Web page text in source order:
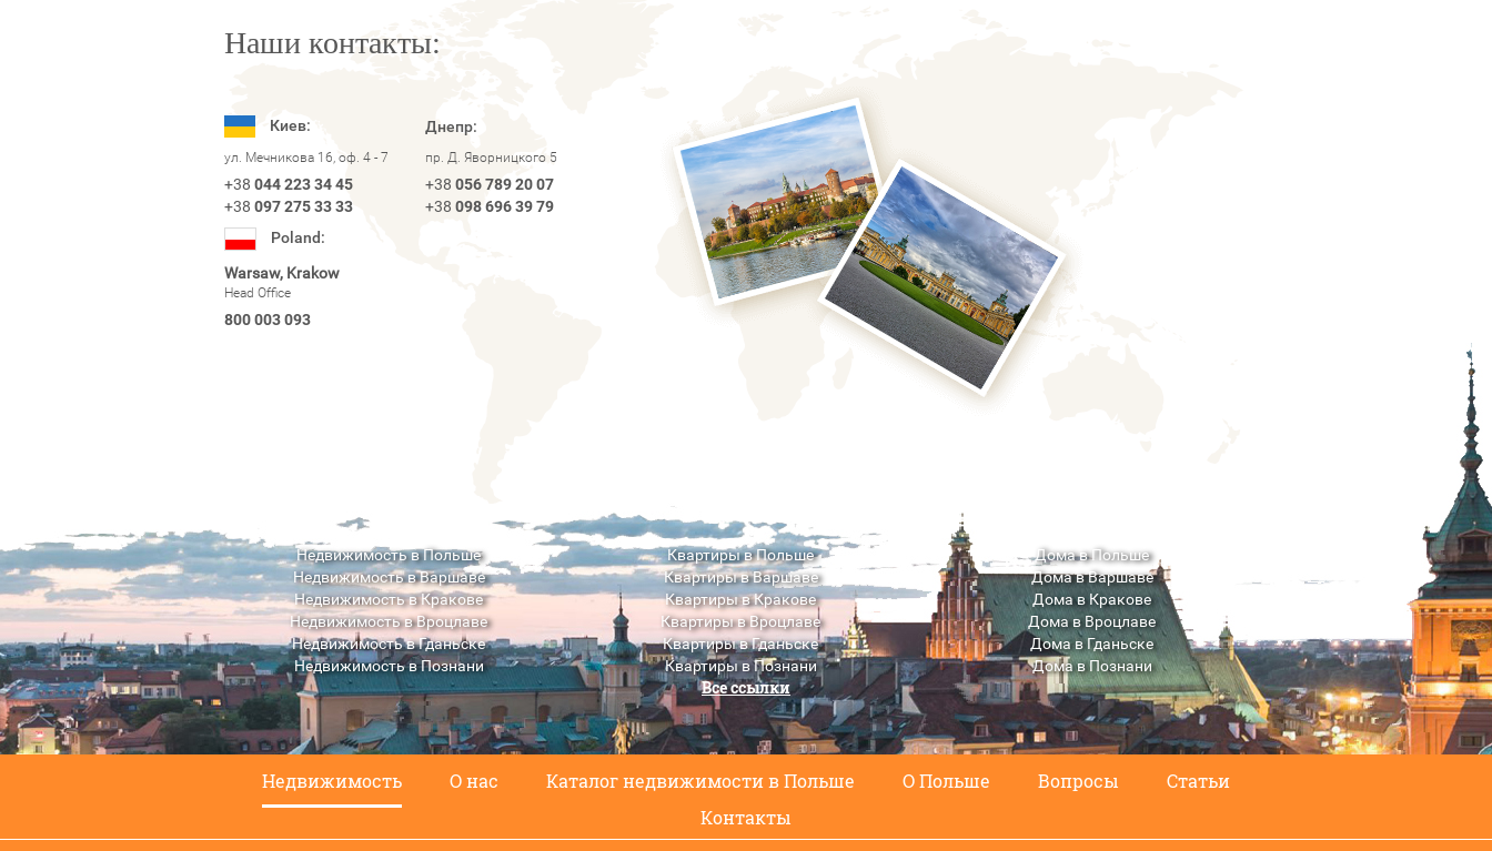
Наши контакты:
Киев:
ул. Мечникова 16, оф. 4 - 7
+38 044 223 34 45
+38 097 275 33 33
Днепр:
пр. Д. Яворницкого 5
+38 056 789 20 07
+38 098 696 39 79
Poland:
Warsaw, Krakow
Head Office
800 003 093
Недвижимость в Польше
Недвижимость в Варшаве
Недвижимость в Кракове
Недвижимость в Вроцлаве
Недвижимость в Гданьске
Недвижимость в Познани
Недвижимость в Люблине
Квартиры в Польше
Квартиры в Варшаве
Квартиры в Кракове
Квартиры в Вроцлаве
Квартиры в Гданьске
Квартиры в Познани
Квартиры в Люблине
Дома в Польше
Дома в Варшаве
Дома в Кракове
Дома в Вроцлаве
Дома в Гданьске
Дома в Познани
Дома в Люблине
Все ссылки
Недвижимость О нас Каталог недвижимости в Польше О Польше Вопросы
Статьи
Контакты